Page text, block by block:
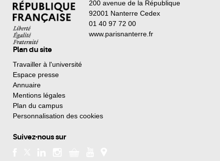
200 avenue de la République
92001 Nanterre Cedex
01 40 97 72 00
www.parisnanterre.fr
Plan du site
Travailler à l'université
Espace presse
Annuaire
Mentions légales
Plan du campus
Personnalisation des cookies
Suivez-nous sur